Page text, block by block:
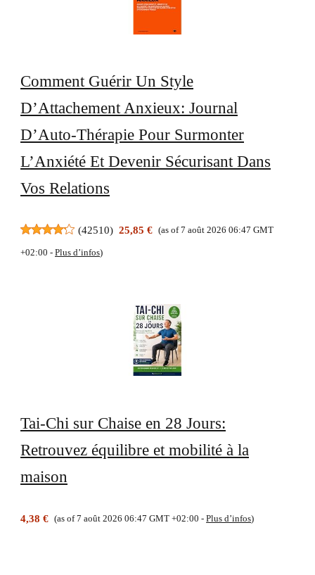
Comment Guérir Un Style
D’Attachement Anxieux: Journal
D’Auto-Thérapie Pour Surmonter
L’Anxiété Et Devenir Sécurisant Dans
Vos Relations
(42510) 25,85 € (as of 7 août 2026 06:47 GMT
+02:00 - Plus d’infos)
Tai-Chi sur Chaise en 28 Jours:
Retrouvez équilibre et mobilité à la
maison
4,38 € (as of 7 août 2026 06:47 GMT +02:00 -Plus d’infos)